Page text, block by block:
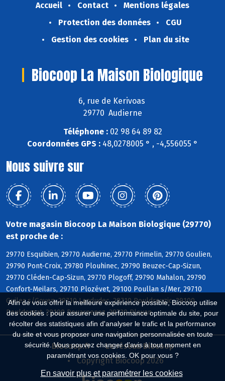
Afin de vous offrir la meilleure expérience possible, Biocoop utilise
des cookies : pour assurer une performance optimale du site, pour
récolter des statistiques afin d'analyser le trafic et la performance
du site et vous proposer une navigation personnalisée en toute
sécurité. Vous pouvez changer d'avis à tout moment en
paramétrant vos cookies. OK pour vous ?
En savoir plus et paramétrer les cookies
Accueil Contact
Mentions légales
Protection des données
CGU
Gestion des cookies
Plan du site
Biocoop La Maison Biologique
6, rue de Kerivoas
29770 Audierne
Téléphone :02 98 64 89 82
Coordonnées GPS : 48,0278005 ° , -4,556055 °
Nous suivre sur
Votre magasin Biocoop La Maison Biologique (29770)
est proche de :
29770 Esquibien, 29770 Audierne, 29770 Primelin, 29770 Goulien,
29790 Pont-Croix, 29780 Plouhinec, 29790 Beuzec-Cap-Sizun,
29770 Cléden-Cap-Sizun, 29770 Plogoff, 29790 Mahalon, 29790
Confort-Meilars, 29710 Plozévet, 29100 Poullan s/Mer, 29710
Guiler s/Goyen, 29710 Landudec, 29710 Pouldreuzic, 29100
Pouldergat, 29100 Douarnenez, 29720 Plovan
Biocoop.fr
Le réseau Biocoop
Copyright Biocoop 2026